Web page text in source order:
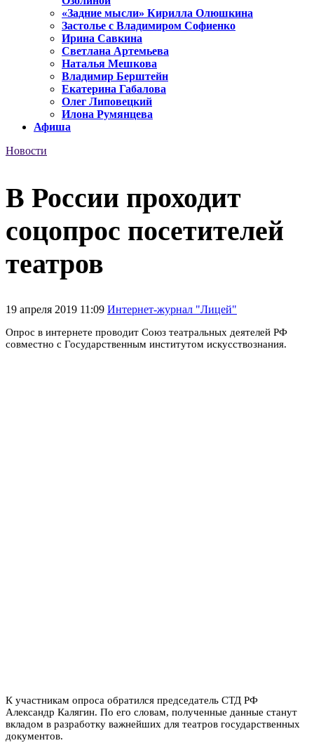
«Задние мысли» Кирилла Олюшкина
Застолье с Владимиром Софиенко
Ирина Савкина
Светлана Артемьева
Наталья Мешкова
Владимир Берштейн
Екатерина Габалова
Олег Липовецкий
Илона Румянцева
Афиша
Новости
В России проходит
соцопрос посетителей
театров
19 апреля 2019 11:09 Интернет-журнал "Лицей"
Опрос в интернете проводит Союз театральных деятелей РФ
совместно с Государственным институтом искусствознания.
К участникам опроса обратился председатель СТД РФ
Александр Калягин. По его словам, полученные данные станут
вкладом в разработку важнейших для театров государственных
документов.